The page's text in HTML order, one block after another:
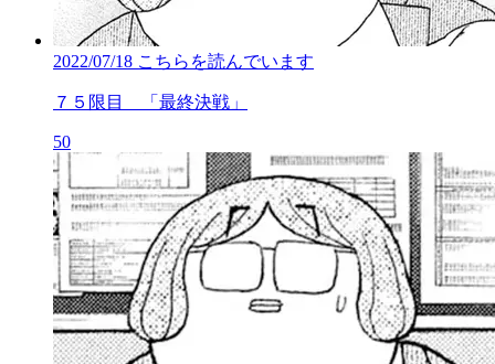
2022/07/18 こちらを読んでいます
７５限目 「最終決戦」
50